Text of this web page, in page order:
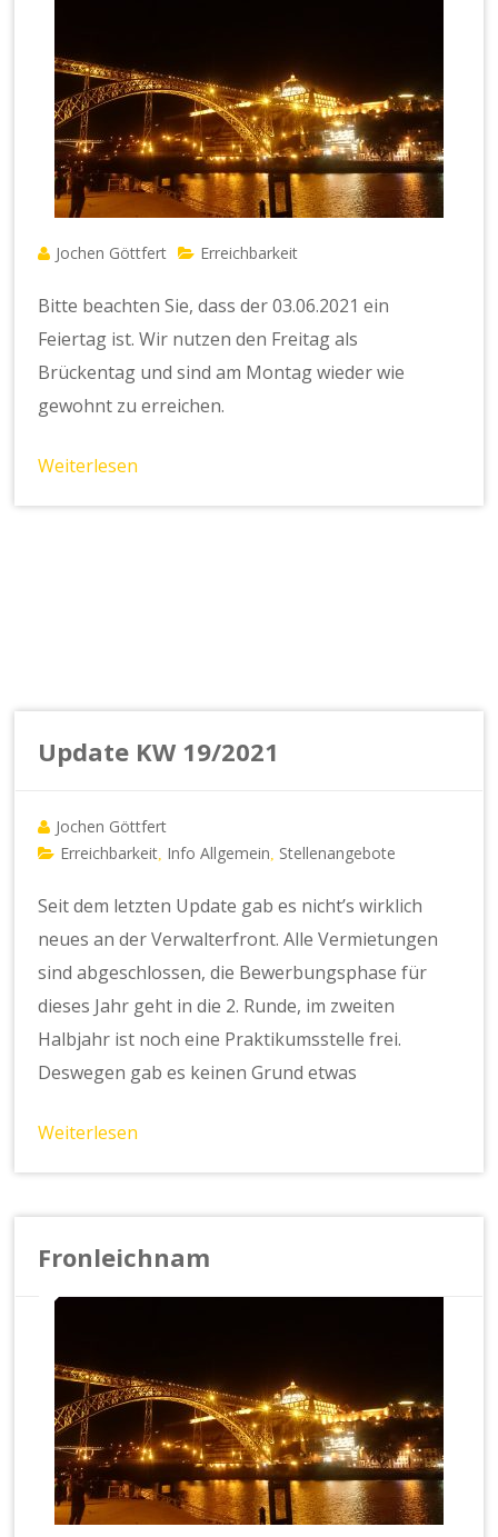
Jochen Göttfert Erreichbarkeit
Bitte beachten Sie, dass der 03.06.2021 ein
Feiertag ist. Wir nutzen den Freitag als
Brückentag und sind am Montag wieder wie
gewohnt zu erreichen.
Weiterlesen
Update KW 19/2021
Jochen Göttfert
Erreichbarkeit Info Allgemein Stellenangebote
Seit dem letzten Update gab es nicht’s wirklich
neues an der Verwalterfront. Alle Vermietungen
sind abgeschlossen, die Bewerbungsphase für
dieses Jahr geht in die 2. Runde, im zweiten
Halbjahr ist noch eine Praktikumsstelle frei.
Deswegen gab es keinen Grund etwas
Weiterlesen
Fronleichnam